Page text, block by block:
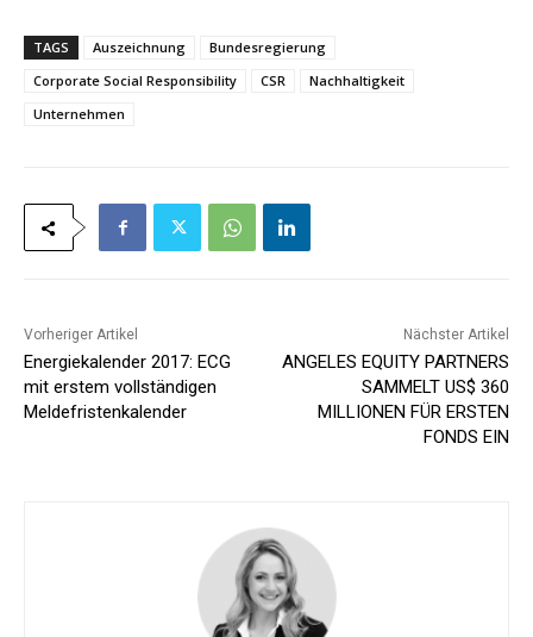
TAGS Auszeichnung
Bundesregierung
Corporate Social Responsibility
CSR
Nachhaltigkeit
Unternehmen
Vorheriger Artikel
Energiekalender 2017: ECG
mit erstem vollständigen
Meldefristenkalender
Nächster Artikel
ANGELES EQUITY PARTNERS
SAMMELT US$ 360
MILLIONEN FÜR ERSTEN
FONDS EIN